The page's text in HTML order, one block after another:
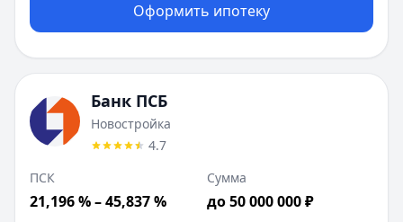
Оформить ипотеку
Банк ПСБ
Новостройка
4.7
ПСК
21,196 % – 45,837 %
Сумма
до 50 000 000 ₽